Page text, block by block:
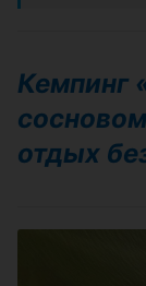
Кемпинг
отдых